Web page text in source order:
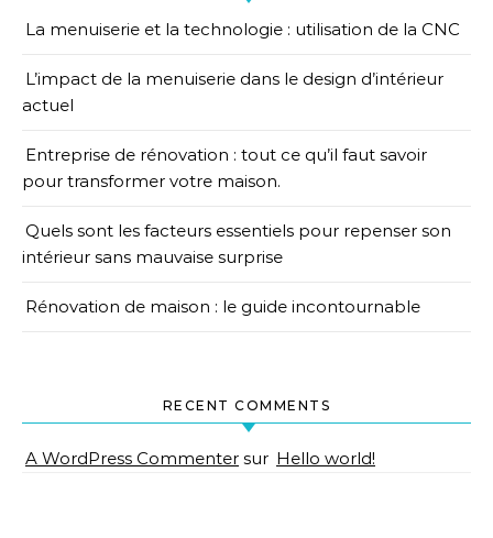
La menuiserie et la technologie : utilisation de la CNC
L’impact de la menuiserie dans le design d’intérieur
actuel
Entreprise de rénovation : tout ce qu’il faut savoir
pour transformer votre maison.
Quels sont les facteurs essentiels pour repenser son
intérieur sans mauvaise surprise
Rénovation de maison : le guide incontournable
RECENT COMMENTS
A WordPress Commenter sur Hello world!